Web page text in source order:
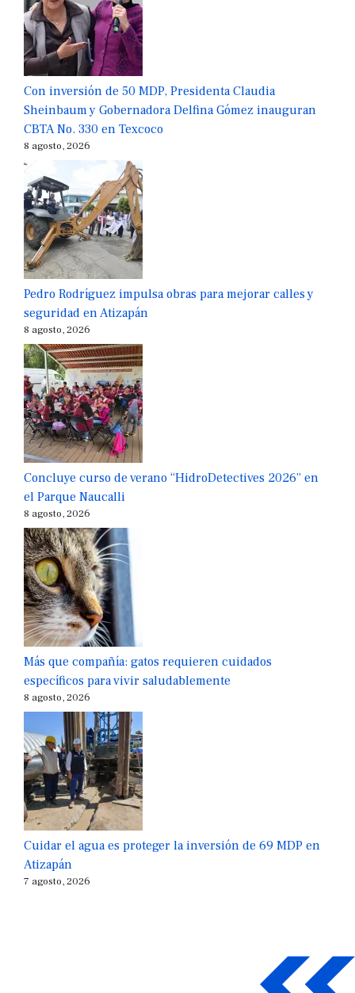
Con inversión de 50 MDP, Presidenta Claudia
Sheinbaum y Gobernadora Delfina Gómez inauguran
CBTA No. 330 en Texcoco
8 agosto, 2026
Pedro Rodríguez impulsa obras para mejorar calles y
seguridad en Atizapán
8 agosto, 2026
Concluye curso de verano “HidroDetectives 2026” en
el Parque Naucalli
8 agosto, 2026
Más que compañía: gatos requieren cuidados
específicos para vivir saludablemente
8 agosto, 2026
Cuidar el agua es proteger la inversión de 69 MDP en
Atizapán
7 agosto, 2026